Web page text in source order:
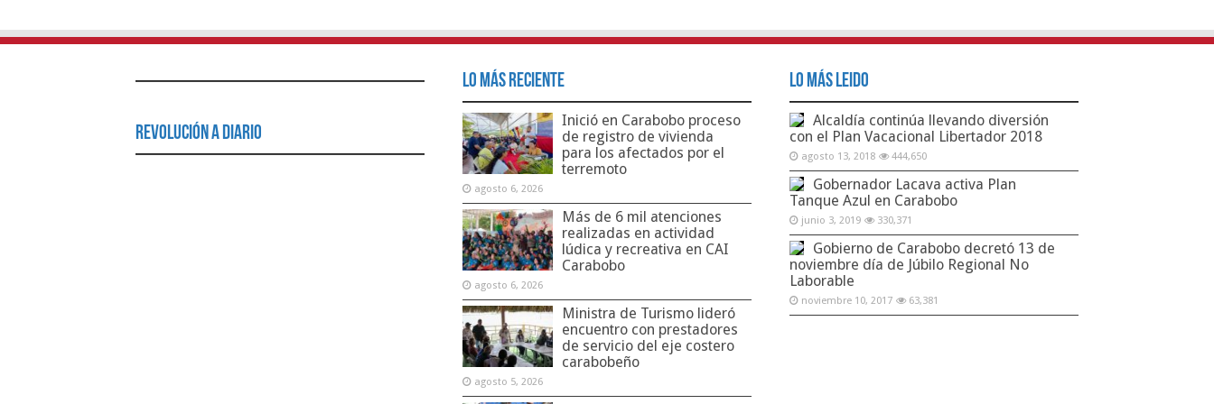
Revolución a Diario
Lo Más Reciente
Inició en Carabobo proceso
de registro de vivienda
para los afectados por el
terremoto
agosto 6, 2026
Más de 6 mil atenciones
realizadas en actividad
lúdica y recreativa en CAI
Carabobo
agosto 6, 2026
Ministra de Turismo lideró
encuentro con prestadores
de servicio del eje costero
carabobeño
agosto 5, 2026
Lo Más Leido
Alcaldía continúa llevando diversión
con el Plan Vacacional Libertador 2018
agosto 13, 2018 444,650
Gobernador Lacava activa Plan
Tanque Azul en Carabobo
junio 3, 2019 330,371
Gobierno de Carabobo decretó 13 de
noviembre día de Júbilo Regional No
Laborable
noviembre 10, 2017 63,381